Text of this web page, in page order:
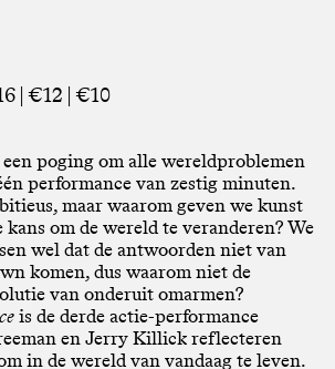
| €12 | €10
een poging om alle wereldproblemen
performance van zestig minuten.
maar waarom geven we kunst
om de wereld te veranderen? We
wel dat de antwoorden niet van
komen, dus waarom niet de
van onderuit omarmen?
is de derde actie-performance
en Jerry Killick reflecteren
in de wereld van vandaag te leven.